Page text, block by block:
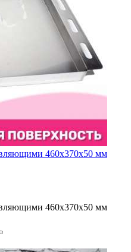
460х370х50 мм
460х370х50 мм